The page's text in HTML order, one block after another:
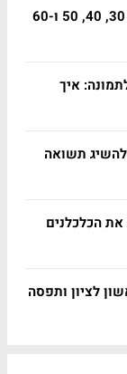
איך
להשיג תשואה
את הכלכלנים
לציון ותפסה